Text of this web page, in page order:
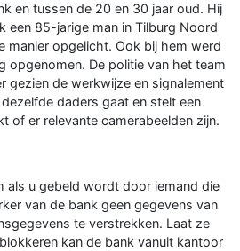
en tussen de 20 en 30 jaar oud. Hij
een 85-jarige man in Tilburg Noord
manier opgelicht. Ook bij hem werd
opgenomen. De politie van het team
gezien de werkwijze en signalement
daders gaat en stelt een
of er relevante camerabeelden zijn.
als u gebeld wordt door iemand die
van de bank geen gegevens van
te verstrekken. Laat ze
kan de bank vanuit kantoor